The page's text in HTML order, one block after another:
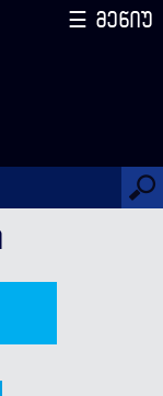
☰ მენიუ